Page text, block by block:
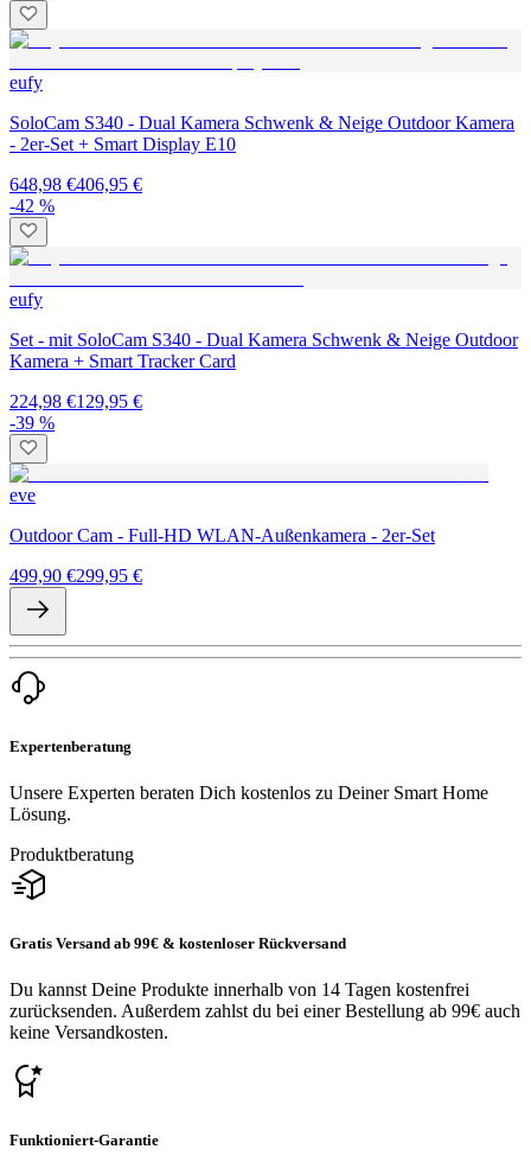
eufy
SoloCam S340 - Dual Kamera Schwenk & Neige Outdoor Kamera
- 2er-Set + Smart Display E10
648,98 €406,95 €
-42 %
eufy
Set - mit SoloCam S340 - Dual Kamera Schwenk & Neige Outdoor
Kamera + Smart Tracker Card
224,98 €129,95 €
-39 %
eve
Outdoor Cam - Full-HD WLAN-Außenkamera - 2er-Set
499,90 €299,95 €
Expertenberatung
Unsere Experten beraten Dich kostenlos zu Deiner Smart Home
Lösung.
Produktberatung
Gratis Versand ab 99€ & kostenloser Rückversand
Du kannst Deine Produkte innerhalb von 14 Tagen kostenfrei
zurücksenden. Außerdem zahlst du bei einer Bestellung ab 99€ auch
keine Versandkosten.
Funktioniert-Garantie